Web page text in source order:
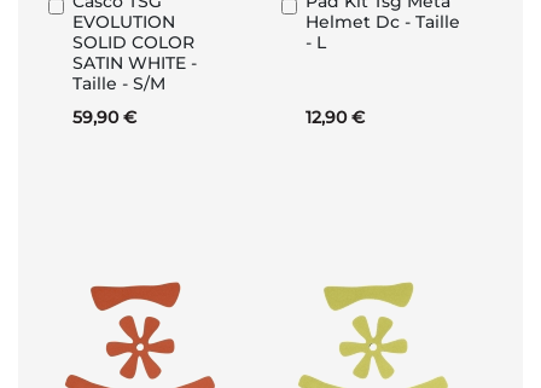
EVOLUTION
SOLID COLOR
SATIN WHITE -
Taille - S/M
59,90 €
al
Carrello
Helmet Dc - Taille
- L
12,90 €
al
Carrello